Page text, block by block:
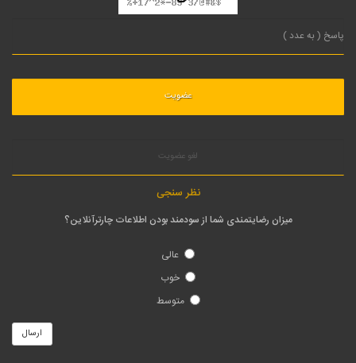
لغو عضویت
نظر سنجی
میزان رضایتمندی شما از سودمند بودن اطلاعات چارترآنلاین؟
عالی
خوب
متوسط
ارسال